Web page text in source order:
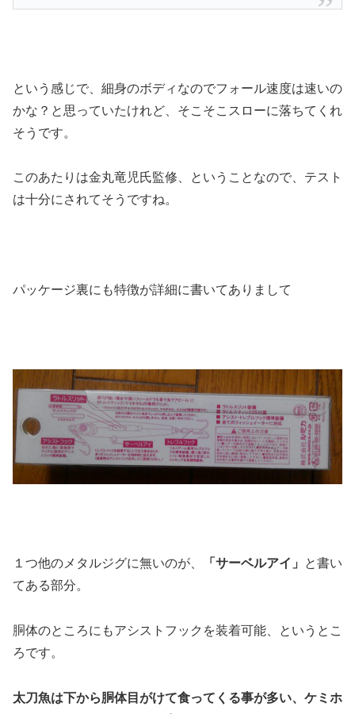
という感じで、細身のボディなのでフォール速度は速いの
かな？と思っていたけれど、そこそこスローに落ちてくれ
そうです。
このあたりは金丸竜児氏監修、ということなので、テスト
は十分にされてそうですね。
パッケージ裏にも特徴が詳細に書いてありまして
１つ他のメタルジグに無いのが、 「サーベルアイ」
と書い
てある部分。
胴体のところにもアシストフックを装着可能、というとこ
ろです。
太刀魚は下から胴体目がけて食ってくる事が多い、ケミホ